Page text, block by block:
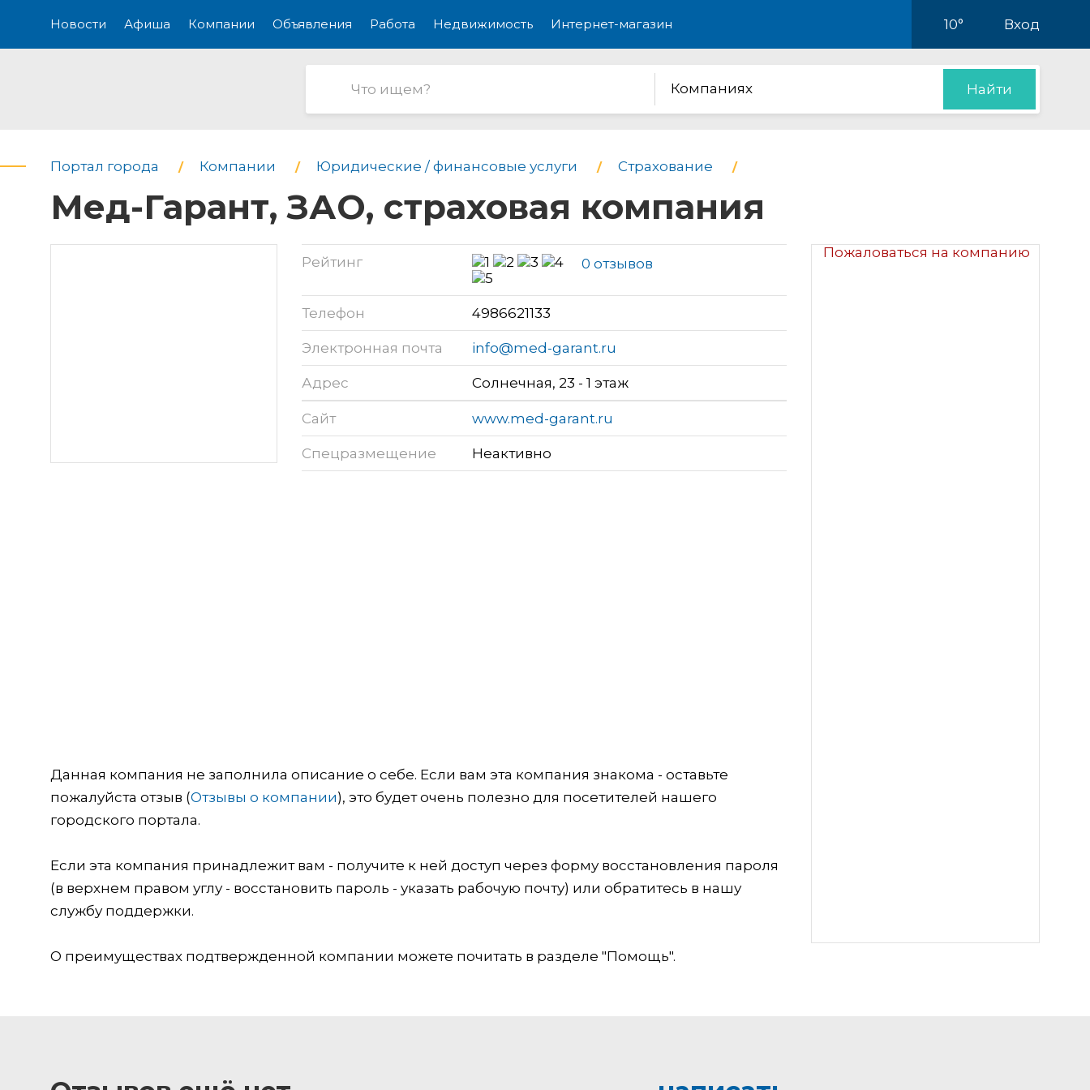
Новости Афиша Компании Объявления Работа Недвижимость Интернет-магазин 10° Вход
Компаниях Найти
Портал города Компании Юридические / финансовые услуги Страхование
Мед-Гарант, ЗАО, страховая компания
Пожаловаться на компанию
Рейтинг 0 отзывов
Телефон 4986621133
Электронная почта info@med-garant.ru
Адрес Солнечная, 23 - 1 этаж
Сайт www.med-garant.ru
Спецразмещение Неактивно
Данная компания не заполнила описание о себе. Если вам эта компания знакома - оставьте
пожалуйста отзыв (Отзывы о компании), это будет очень полезно для посетителей нашего
городского портала.
Если эта компания принадлежит вам - получите к ней доступ через форму восстановления пароля
(в верхнем правом углу - восстановить пароль - указать рабочую почту) или обратитесь в нашу
службу поддержки.
О преимуществах подтвержденной компании можете почитать в разделе "Помощь".